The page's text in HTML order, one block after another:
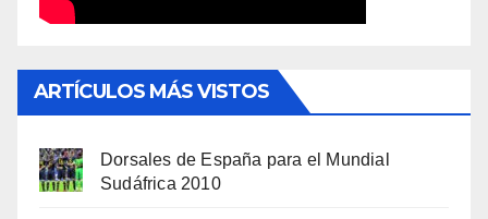
ARTÍCULOS MÁS VISTOS
Dorsales de España para el Mundial
Sudáfrica 2010